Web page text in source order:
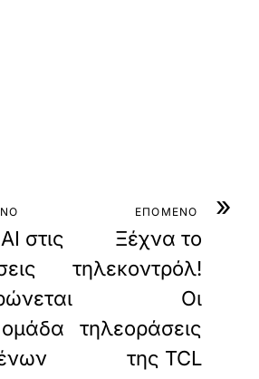
στις
ομάδα
»
ΕΠΟΜΕΝΟ
Ξέχνα το
τηλεκοντρόλ!
Οι
τηλεοράσεις
της TCL